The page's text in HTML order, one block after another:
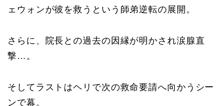
ェウォンが彼を救うという師弟逆転の展開。
さらに、院長との過去の因縁が明かされ涙腺直
撃…。
そしてラストはヘリで次の救命要請へ向かうシー
ンで幕。